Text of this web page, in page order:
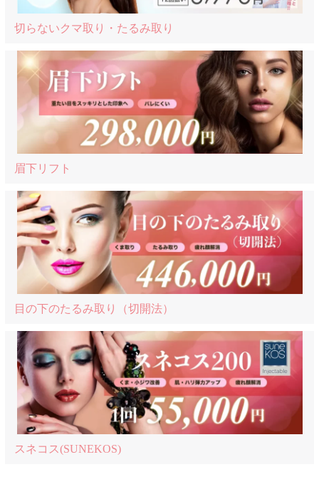
切らないクマ取り・たるみ取り
眉下リフト
目の下のたるみ取り（切開法）
スネコス(SUNEKOS)